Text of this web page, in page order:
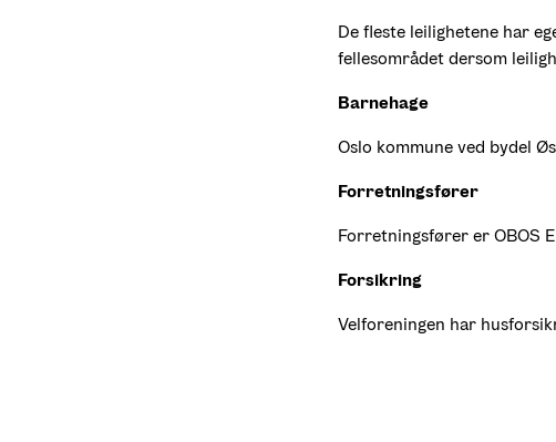
De fleste leilighetene har
fellesområdet dersom
Barnehage
Oslo kommune ved bydel
Forretningsfører
Forretningsfører er OBOS
Forsikring
Velforeningen har